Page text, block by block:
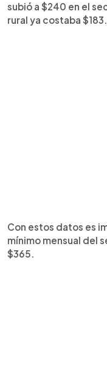
subió a $240 en el
rural ya costaba
Con estos datos es
mínimo mensual del
$365.